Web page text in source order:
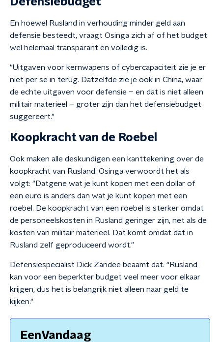
En hoewel Rusland in verhouding minder geld aan
defensie besteedt, vraagt Osinga zich af of het budget
wel helemaal transparant en volledig is.
"Uitgaven voor kernwapens of cybercapaciteit zie je er
niet per se in terug. Datzelfde zie je ook in China, waar
de echte uitgaven voor defensie – en dat is niet alleen
militair materieel – groter zijn dan het defensiebudget
suggereert."
Koopkracht van de Roebel
Ook maken alle deskundigen een kanttekening over de
koopkracht van Rusland. Osinga verwoordt het als
volgt: "Datgene wat je kunt kopen met een dollar of
een euro is anders dan wat je kunt kopen met een
roebel. De koopkracht van een roebel is sterker omdat
de personeelskosten in Rusland geringer zijn, net als de
kosten van militair materieel. Dat komt omdat dat in
Rusland zelf geproduceerd wordt."
Defensiespecialist Dick Zandee beaamt dat. “Rusland
kan voor een beperkter budget veel meer voor elkaar
krijgen, dus het is belangrijk niet alleen naar geld te
kijken."
EenVandaag